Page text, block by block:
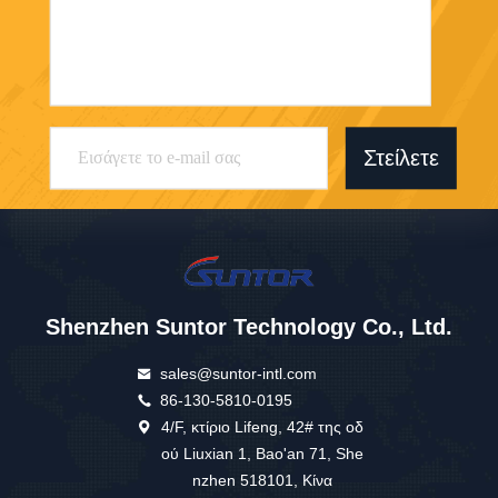
Στείλετε
Shenzhen Suntor Technology Co., Ltd.
sales@suntor-intl.com
86-130-5810-0195
4/F, κτίριο Lifeng, 42# της οδ
ού Liuxian 1, Bao'an 71, She
nzhen 518101, Κίνα